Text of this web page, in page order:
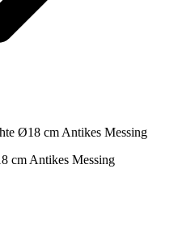
Ø18 cm Antikes Messing
cm Antikes Messing